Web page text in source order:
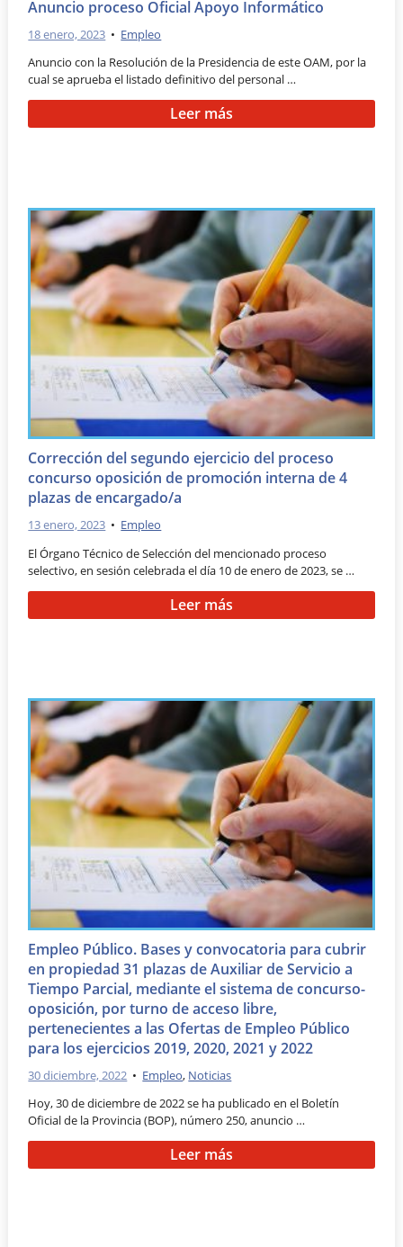
Anuncio proceso Oficial Apoyo Informático
18 enero, 2023 • Empleo
Anuncio con la Resolución de la Presidencia de este OAM, por la
cual se aprueba el listado definitivo del personal …
Leer más
Corrección del segundo ejercicio del proceso
concurso oposición de promoción interna de 4
plazas de encargado/a
13 enero, 2023 • Empleo
El Órgano Técnico de Selección del mencionado proceso
selectivo, en sesión celebrada el día 10 de enero de 2023, se …
Leer más
Empleo Público. Bases y convocatoria para cubrir
en propiedad 31 plazas de Auxiliar de Servicio a
Tiempo Parcial, mediante el sistema de concurso-
oposición, por turno de acceso libre,
pertenecientes a las Ofertas de Empleo Público
para los ejercicios 2019, 2020, 2021 y 2022
30 diciembre, 2022 • Empleo, Noticias
Hoy, 30 de diciembre de 2022 se ha publicado en el Boletín
Oficial de la Provincia (BOP), número 250, anuncio …
Leer más